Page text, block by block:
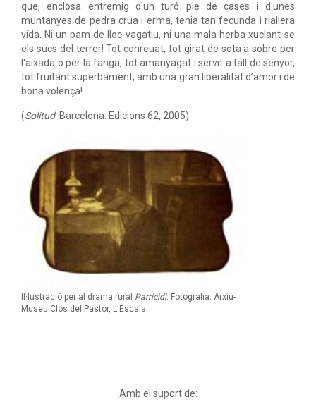
Il·lustració per al drama rural Parricidi. Fotografia: Arxiu-
Museu Clos del Pastor, L'Escala.
que, enclosa entremig d'un turó ple de cases i d'unes
muntanyes de pedra crua i erma, tenia tan fecunda i riallera
vida. Ni un pam de lloc vagatiu, ni una mala herba xuclant-se
els sucs del terrer! Tot conreuat, tot girat de sota a sobre per
l'aixada o per la fanga, tot amanyagat i servit a tall de senyor,
tot fruitant superbament, amb una gran liberalitat d’amor i de
bona volença!
(Solitud. Barcelona: Edicions 62, 2005)
Amb el suport de: